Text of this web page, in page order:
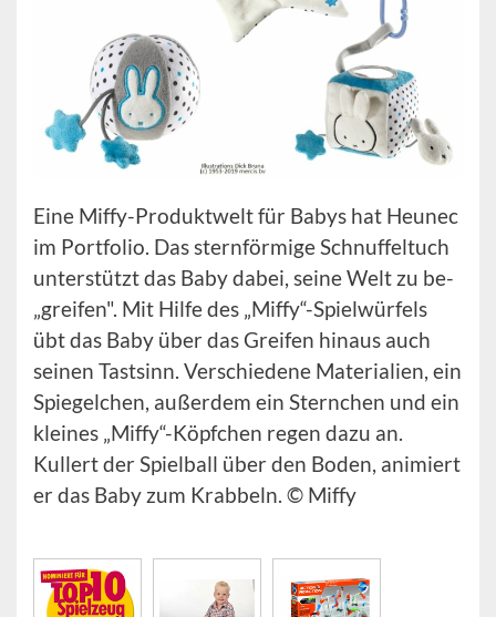
Eine Miffy-Produktwelt für Babys hat Heunec
im Portfolio. Das sternförmige Schnuffeltuch
unterstützt das Baby dabei, seine Welt zu be-
„greifen". Mit Hilfe des „Miffy“-Spielwürfels
übt das Baby über das Greifen hinaus auch
seinen Tastsinn. Verschiedene Materialien, ein
Spiegelchen, außerdem ein Sternchen und ein
kleines „Miffy“-Köpfchen regen dazu an.
Kullert der Spielball über den Boden, animiert
er das Baby zum Krabbeln. © Miffy